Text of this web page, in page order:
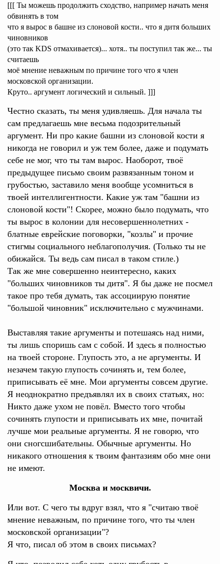
[[[ Ты можешь продолжить сходство, например начать меня
обвинять в том
что я вырос в башне из слоновой кости.. что я дитя больших
чиновников
(это так KDS отмахивается)... хотя.. ты поступил так же... ты
считаешь
моё мнение неважным по причине того что я член
московской организации.
Круто.. аргумент логический и сильный. ]]]
Честно сказать, ты меня удивляешь. Для начала ты
сам предлагаешь мне весьма подозрительный
аргумент. Ни про какие башни из слоновой кости я
никогда не говорил и уж тем более, даже и подумать
себе не мог, что ты там вырос. Наоборот, твоё
предыдущее письмо своим развязанным тоном и
грубостью, заставило меня вообще усомниться в
твоей интеллигентности. Какие уж там "башни из
слоновой кости"! Скорее, можно было подумать, что
ты вырос в колонии для несовершеннолетних -
блатные еврейские поговорки, "козлы" и прочие
стигмы социального неблагополучия. (Только ты не
обижайся. Ты ведь сам писал в таком стиле.)
Так же мне совершенно неинтересно, каких
"больших чиновников ты дитя". Я бы даже не посмел
такое про тебя думать, так ассоциирую понятие
"большой чиновник" исключительно с мужчинами.
Выставляя такие аргументы и потешаясь над ними,
ты лишь споришь сам с собой. И здесь я полностью
на твоей стороне. Глупость это, а не аргументы. И
незачем такую глупость сочинять и, тем более,
приписывать её мне. Мои аргументы совсем другие.
Я неоднократно предъявлял их в своих статьях, но:
Никто даже ухом не повёл. Вместо того чтобы
сочинять глупости и приписывать их мне, почитай
лучше мои реальные аргументы. Я не говорю, что
они сногсшибательны. Обычные аргументы. Но
никакого отношения к твоим фантазиям обо мне они
не имеют.
Москва и москвичи.
Или вот. С чего ты вдруг взял, что я "считаю твоё
мнение неважным, по причине того, что ты член
московской организации"?
Я что, писал об этом в своих письмах?